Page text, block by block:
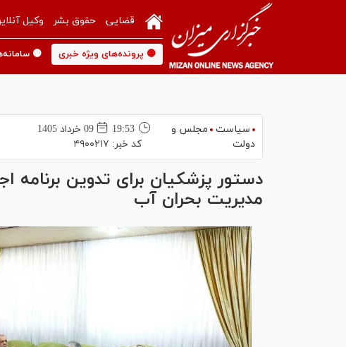
قضایی حقوق بشر وکیل
🟡 پرونده‌های ویژه خبری 🟡
سیاست
مجلس و
دولت
19:53
09 خرداد 1405
کد خبر: ۴۹۰۰۲۱۷
دستور پزشکیان برای تدوین برنامه
مدیریت بحران آب